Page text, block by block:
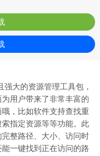
大的资源管理工具包，
用户带来了非常丰富的
，比如软件支持查找重
指定资源等等功能。此
整路径、大小、访问时
一键找到正在访问的路